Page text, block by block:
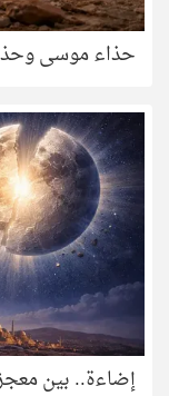
حذاء موسى
إضاءة.. بين